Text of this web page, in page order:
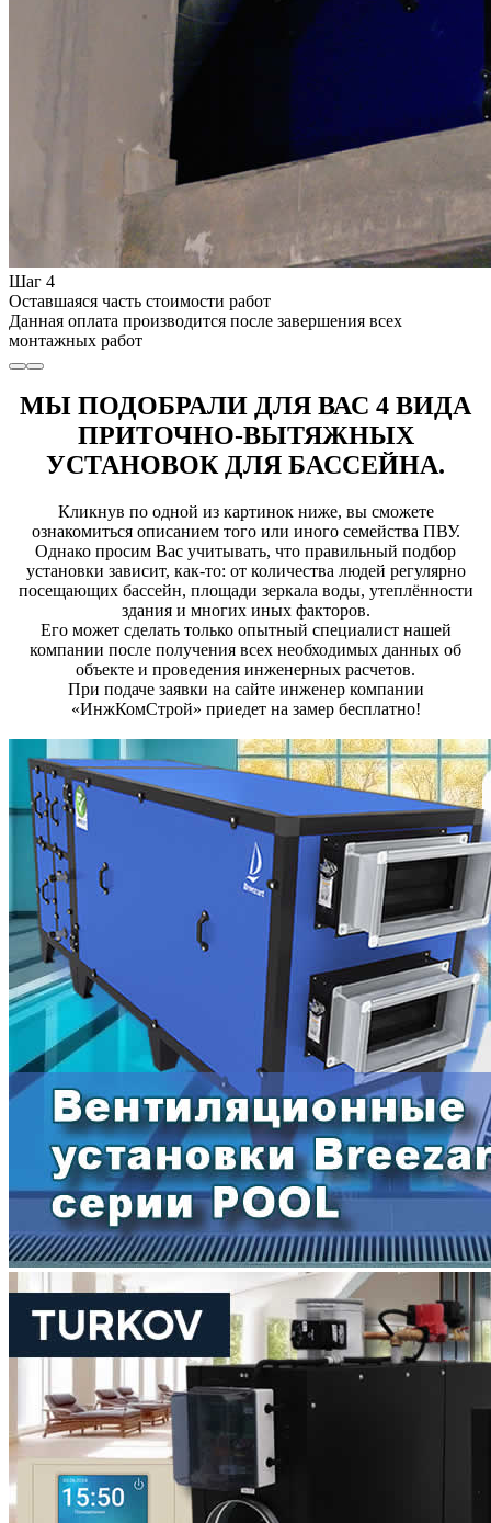
Шаг 4
Оставшаяся часть стоимости работ
Данная оплата производится после завершения всех
монтажных работ
МЫ ПОДОБРАЛИ ДЛЯ ВАС 4 ВИДА
ПРИТОЧНО-ВЫТЯЖНЫХ
УСТАНОВОК ДЛЯ БАССЕЙНА.
Кликнув по одной из картинок ниже, вы сможете
ознакомиться описанием того или иного семейства ПВУ.
Однако просим Вас учитывать, что правильный подбор
установки зависит, как-то: от количества людей регулярно
посещающих бассейн, площади зеркала воды, утеплённости
здания и многих иных факторов.
Его может сделать только опытный специалист нашей
компании после получения всех необходимых данных об
объекте и проведения инженерных расчетов.
При подаче заявки на сайте инженер компании
«ИнжКомСтрой» приедет на замер бесплатно!